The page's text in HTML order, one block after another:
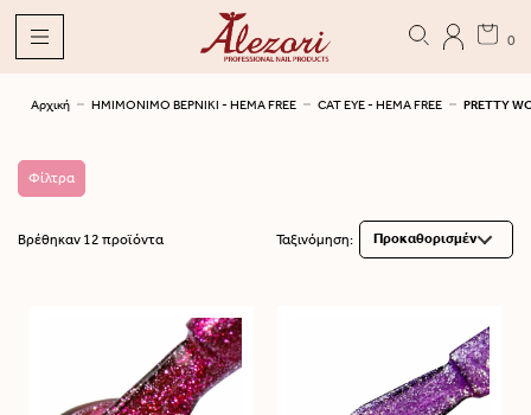
0
Αρχική ΗΜΙΜΟΝΙΜΟ ΒΕΡΝΙΚΙ - HEMA FREE CAT EYE - HEMA FREE PRETTY
Φίλτρα
Βρέθηκαν 12 προϊόντα Ταξινόμηση: